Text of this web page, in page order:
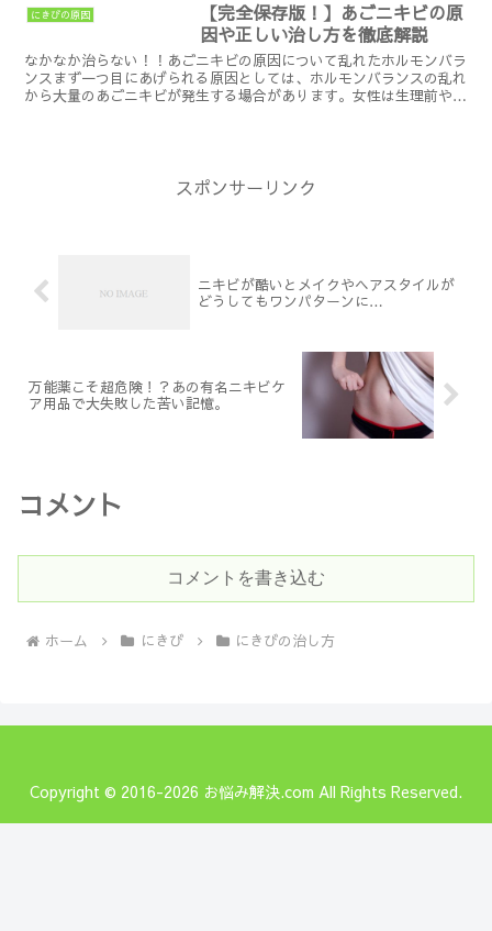
にきびの原因
【完全保存版！】あごニキビの原
因や正しい治し方を徹底解説
なかなか治らない！！あごニキビの原因について乱れたホルモンバラ
ンスまず一つ目にあげられる原因としては、ホルモンバランスの乱れ
から大量のあごニキビが発生する場合があります。女性は生理前や生
スポンサーリンク
ニキビが酷いとメイクやヘアスタイルが
どうしてもワンパターンに…
万能薬こそ超危険！？あの有名ニキビケ
ア用品で大失敗した苦い記憶。
コメント
コメントを書き込む
ホーム にきび にきびの治し方
Copyright © 2016-2026 お悩み解決.com All Rights Reserved.